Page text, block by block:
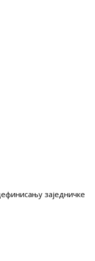
заједничке